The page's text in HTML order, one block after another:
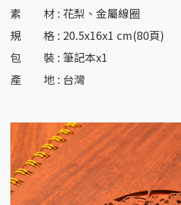
素 材 : 花梨、金屬線圈
規 格 : 20.5x16x1 cm(80頁)
包 裝 : 筆記本x1
產 地 : 台灣